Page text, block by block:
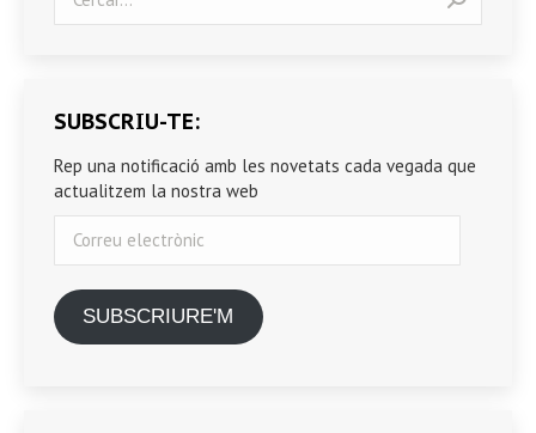
SUBSCRIU-TE:
Rep una notificació amb les novetats cada vegada que
actualitzem la nostra web
electrònic
SUBSCRIURE'M